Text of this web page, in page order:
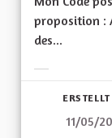
proposition :
des...
11/05/